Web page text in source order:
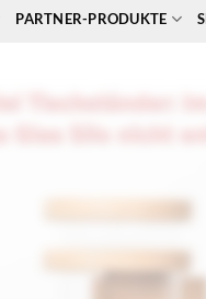
PARTNER-PRODUKTE